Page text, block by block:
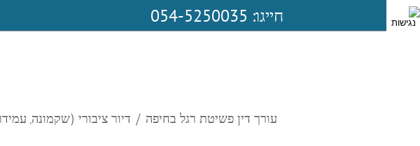
דלג
לתוכן
חייגו: 054-5250035
עורך דין פשיטת רגל בחיפה / דיור ציבורי (שקמונה,